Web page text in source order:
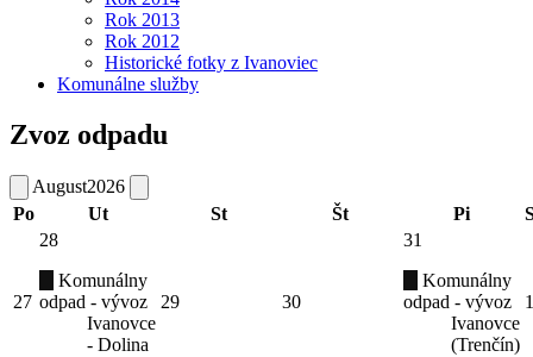
Rok 2013
Rok 2012
Historické fotky z Ivanoviec
Komunálne služby
Zvoz odpadu
August2026
Po
Ut St Št Pi
27
28
Komunálny
odpad - vývoz
Ivanovce
- Dolina
29 30
31
Komunálny
odpad - vývoz
Ivanovce
(Trenčín)
1